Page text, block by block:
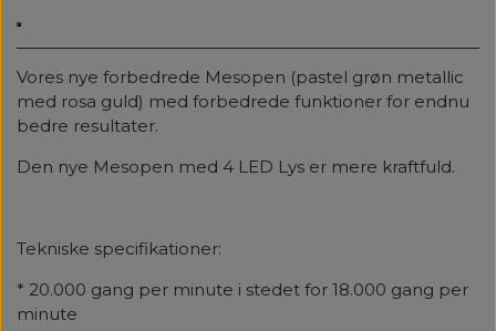
Vores nye forbedrede Mesopen (pastel grøn metallic
med rosa guld) med forbedrede funktioner for endnu
bedre resultater.
Den nye Mesopen med 4 LED Lys er mere kraftfuld.
Tekniske specifikationer:
* 20.000 gang per minute i stedet for 18.000 gang per
minute